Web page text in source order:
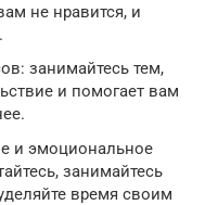
не нравится, и
занимайтесь тем,
и помогает вам
и эмоциональное
занимайтесь
время своим